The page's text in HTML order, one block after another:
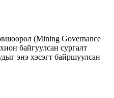
(Mining Governance
байгуулсан сургалт
энэ хэсэгт байршуулсан